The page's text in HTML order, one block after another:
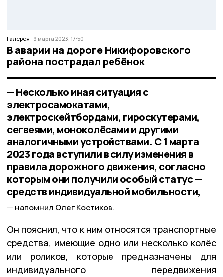
Галерея 9 марта 2023, 17:50
В аварии на дороге Никифоровского
района пострадал ребёнок
— Несколько иная ситуация с
электросамокатами,
электроскейтбордами, гироскутерами,
сегвеями, моноколёсами и другими
аналогичными устройствами. С 1 марта
2023 года вступили в силу изменения в
правила дорожного движения, согласно
которым они получили особый статус —
средств индивидуальной мобильности,
напомнил Олег Костиков.
Он пояснил, что к ним относятся транспортные
средства, имеющие одно или несколько колёс
или роликов, которые предназначены для
индивидуального передвижения